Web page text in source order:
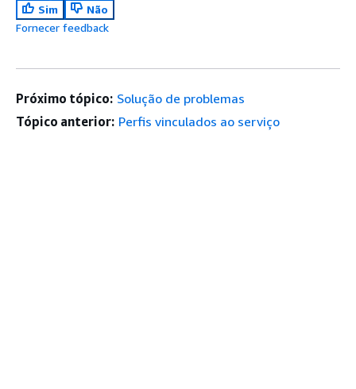
Sim
Não
Fornecer feedback
Próximo tópico: Solução de problemas
Tópico anterior: Perfis vinculados ao serviço